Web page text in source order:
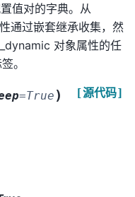
值对的字典。从
通过嵌套继承收集，然
对象属性的任
。
=True ) [源代码]